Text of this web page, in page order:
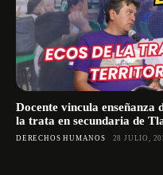
Docente vincula enseñanza
la trata en secundaria de
DERECHOS HUMANOS 28 JULIO,